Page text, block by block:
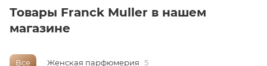
Товары Franck Muller в нашем
магазине
Все Женская парфюмерия 5